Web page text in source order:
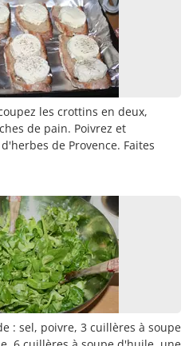
les crottins en deux,
de pain. Poivrez et
de Provence. Faites
: sel, poivre, 3 cuillères à soupe